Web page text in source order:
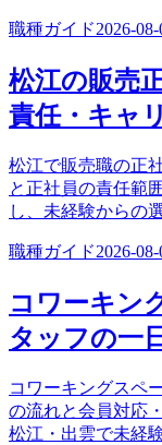
職種ガイド2026-08-
松江の販売
責任・キャ
松江で販売職の正
と正社員の責任範
し、未経験からの
職種ガイド2026-08-
コワーキン
タッフの一
コワーキングスペ
の流れと会員対応
松江・出雲で未経